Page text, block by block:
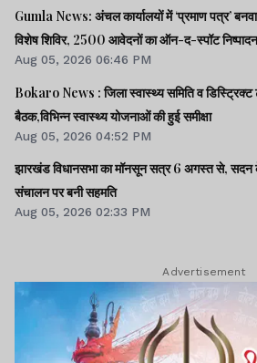
Gumla News: अंचल कार्यालयों में ‘प्रमाण पत्र’
विशेष शिविर, 2500 आवेदनों का ऑन-द-स्पॉट निष्पादन
Aug 05, 2026 06:46 PM
Bokaro News : जिला स्वास्थ्य समिति व डिस्ट्रिक्ट
बैठक,विभिन्न स्वास्थ्य योजनाओं की हुई समीक्षा
Aug 05, 2026 04:52 PM
झारखंड विधानसभा का मॉनसून सत्र 6 अगस्त से,
संचालन पर बनी सहमति
Aug 05, 2026 02:33 PM
Advertisement